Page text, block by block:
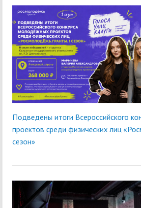
Подведены итоги Всероссийского
проектов среди физических лиц
сезон»